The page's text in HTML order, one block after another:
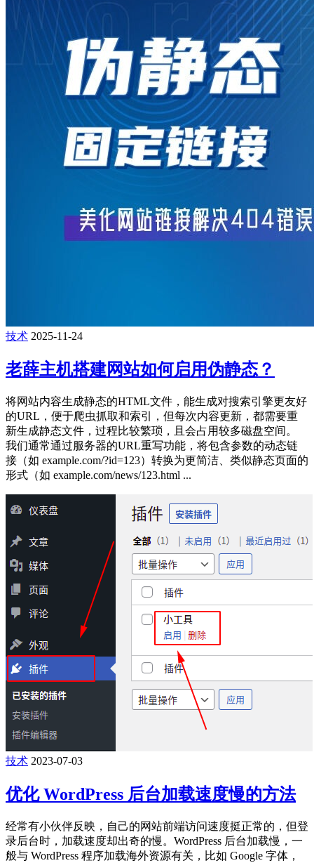
技术 2025-11-24
老薛主机搭建网站如何启用伪静态？
将网站内容生成静态的HTML文件，能生成对搜索引擎更友好
的URL，便于爬虫抓取和索引，但每次内容更新，都需要重
新生成静态文件，过程比较繁琐，且会占用较多磁盘空间。
我们通常通过服务器的URL重写功能，将包含参数的动态链
接（如 example.com/?id=123）转换为更简洁、类似静态页面的
形式（如 example.com/news/123.html ...
技术 2023-07-03
优化 WordPress 后台加载速度慢的方法
经常有小伙伴反映，自己的网站前端访问速度挺正常的，但登
录后台时，加载速度却出奇的慢。WordPress 后台加载慢，一
般与 WordPress 程序加载海外资源有关，比如 Google 字体，